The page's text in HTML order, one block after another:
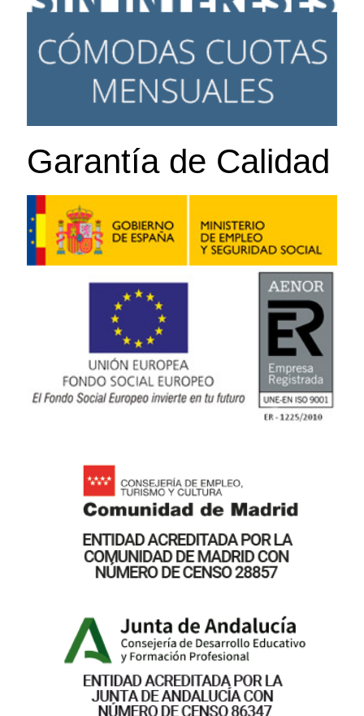
Garantía de Calidad